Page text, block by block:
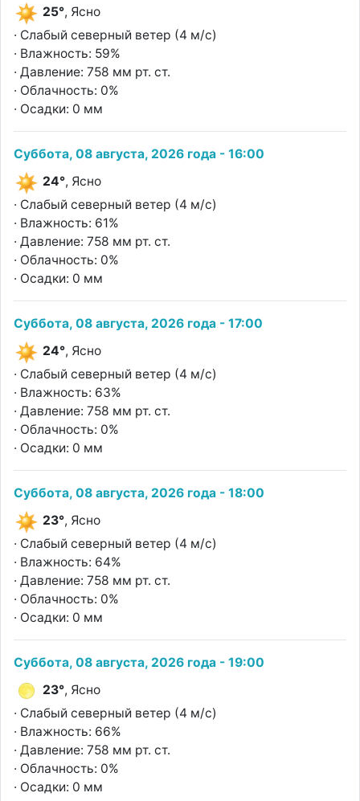
25°, Ясно
· Слабый северный ветер (4 м/с)
· Влажность: 59%
· Давление: 758 мм рт. ст.
· Облачность: 0%
· Осадки: 0 мм
Суббота, 08 августа, 2026 года - 16:00
24°, Ясно
· Слабый северный ветер (4 м/с)
· Влажность: 61%
· Давление: 758 мм рт. ст.
· Облачность: 0%
· Осадки: 0 мм
Суббота, 08 августа, 2026 года - 17:00
24°, Ясно
· Слабый северный ветер (4 м/с)
· Влажность: 63%
· Давление: 758 мм рт. ст.
· Облачность: 0%
· Осадки: 0 мм
Суббота, 08 августа, 2026 года - 18:00
23°, Ясно
· Слабый северный ветер (4 м/с)
· Влажность: 64%
· Давление: 758 мм рт. ст.
· Облачность: 0%
· Осадки: 0 мм
Суббота, 08 августа, 2026 года - 19:00
23°, Ясно
· Слабый северный ветер (4 м/с)
· Влажность: 66%
· Давление: 758 мм рт. ст.
· Облачность: 0%
· Осадки: 0 мм